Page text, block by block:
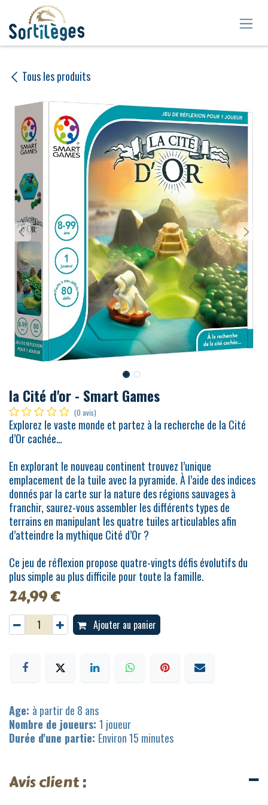
Se rendre au contenu
Tous les produits
la Cité d'or - Smart Games
(0 avis)
Explorez le vaste monde et partez à la recherche de la Cité
d’Or cachée…
En explorant le nouveau continent trouvez l’unique
emplacement de la tuile avec la pyramide. À l’aide des indices
donnés par la carte sur la nature des régions sauvages à
franchir, saurez-vous assembler les différents types de
terrains en manipulant les quatre tuiles articulables afin
d’atteindre la mythique Cité d’Or ?
Ce jeu de réflexion propose quatre-vingts défis évolutifs du
plus simple au plus difficile pour toute la famille.
24,99€
Ajouter au panier
Age: à partir de 8 ans
Nombre de joueurs: 1 joueur
Durée d'une partie: Environ 15 minutes
Avis client :